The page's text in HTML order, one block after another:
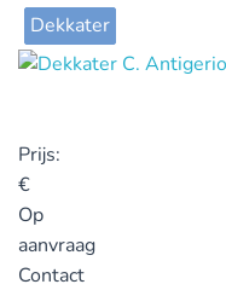
Dekkater
Prijs:
€
Op
aanvraag
Contact